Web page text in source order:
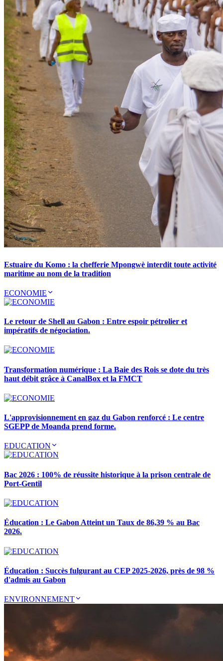
Estuaire du Komo : la chefferie Mpongwè interdit toute activité
maritime au nom de la tradition
ECONOMIE
Le retour de Shell au Gabon : Entre espoir pétrolier et
impératifs de négociation.
Transformation numérique : La Baie des Rois se dote du très
haut débit grâce à CanalBox et la FMCT
L'approvisionnement en gaz du Gabon renforcé : Le centre
SGEPP de Moanda prend forme.
EDUCATION
Bac 2026 : 100% de réussite historique à la prison centrale de
Port-Gentil
Éducation : Le Gabon Atteint un Taux de 86,39 % au Bac
2026.
Éducation : Succès fulgurant au CEP 2025-2026, près de 98 %
d'admis au Gabon
ENVIRONNEMENT